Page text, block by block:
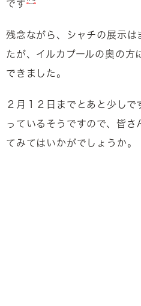
です
残念ながら、シャチの展示は
たが、イルカプールの奥の方
できました。
２月１２日までとあと少し
っているそうですので、皆
てみてはいかがでしょうか。